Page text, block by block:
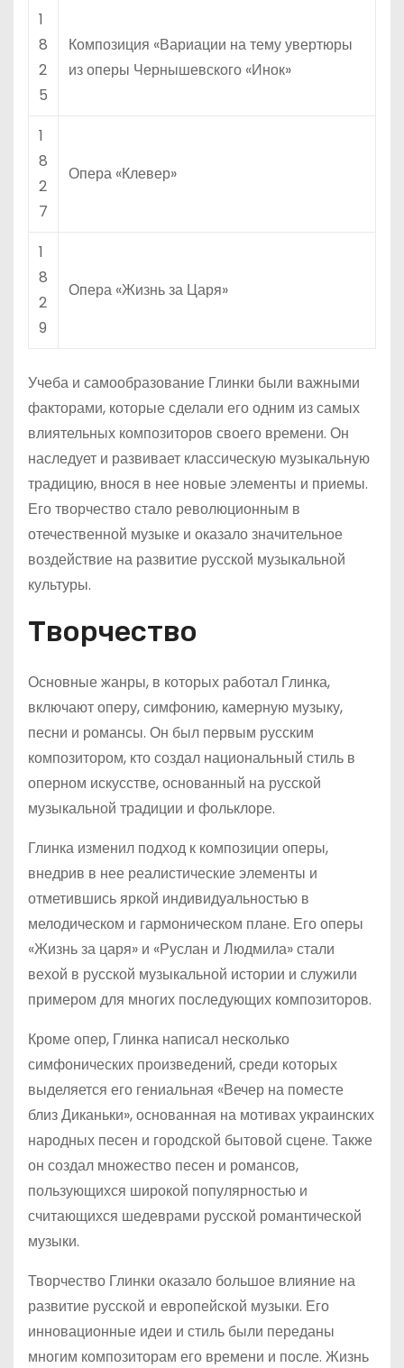
1
8
2
5
Композиция «Вариации на тему увертюры
из оперы Чернышевского «Инок»
1
8
2
7
Опера «Клевер»
1
8
2
9
Опера «Жизнь за Царя»
Учеба и самообразование Глинки были важными
факторами, которые сделали его одним из самых
влиятельных композиторов своего времени. Он
наследует и развивает классическую музыкальную
традицию, внося в нее новые элементы и приемы.
Его творчество стало революционным в
отечественной музыке и оказало значительное
воздействие на развитие русской музыкальной
культуры.
Творчество
Основные жанры, в которых работал Глинка,
включают оперу, симфонию, камерную музыку,
песни и романсы. Он был первым русским
композитором, кто создал национальный стиль в
оперном искусстве, основанный на русской
музыкальной традиции и фольклоре.
Глинка изменил подход к композиции оперы,
внедрив в нее реалистические элементы и
отметившись яркой индивидуальностью в
мелодическом и гармоническом плане. Его оперы
«Жизнь за царя» и «Руслан и Людмила» стали
вехой в русской музыкальной истории и служили
примером для многих последующих композиторов.
Кроме опер, Глинка написал несколько
симфонических произведений, среди которых
выделяется его гениальная «Вечер на поместе
близ Диканьки», основанная на мотивах украинских
народных песен и городской бытовой сцене. Также
он создал множество песен и романсов,
пользующихся широкой популярностью и
считающихся шедеврами русской романтической
музыки.
Творчество Глинки оказало большое влияние на
развитие русской и европейской музыки. Его
инновационные идеи и стиль были переданы
многим композиторам его времени и после. Жизнь